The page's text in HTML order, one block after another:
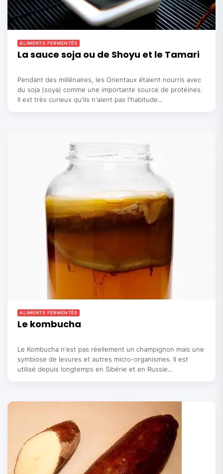
ALIMENTS FERMENTÉS
La sauce soja ou de Shoyu et le Tamari
Pendant des millénaires, les Orientaux étaient nourris avec
du soja (soya) comme une importante source de protéines.
Il est très curieux qu'ils n'aient pas l'habitude...
ALIMENTS FERMENTÉS
Le kombucha
Le Kombucha n'est pas réellement un champignon mais une
symbiose de levures et autres micro-organismes. Il est
utilisé depuis longtemps en Sibérie et en Russie...